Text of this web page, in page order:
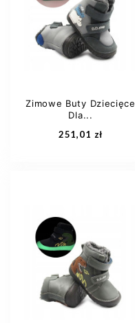
26
Dodaj do koszyka
Zimowe Buty Dziecięce
Dla...
251,01 zł
21